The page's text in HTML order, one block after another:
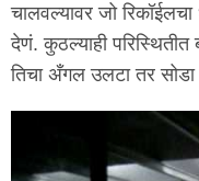
चालवल्यावर जो
देणं. कुठल्याही
तिचा अँगल उलटा तर